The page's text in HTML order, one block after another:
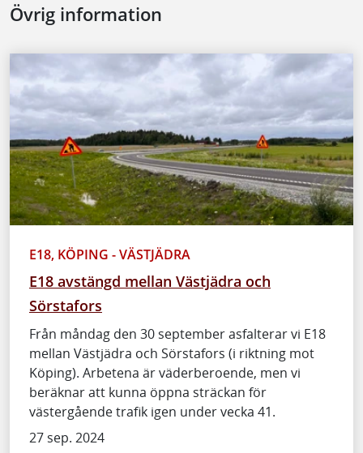
Övrig information
E18, KÖPING - VÄSTJÄDRA
E18 avstängd mellan Västjädra och
Sörstafors
Från måndag den 30 september asfalterar vi E18
mellan Västjädra och Sörstafors (i riktning mot
Köping). Arbetena är väderberoende, men vi
beräknar att kunna öppna sträckan för
västergående trafik igen under vecka 41.
27 sep. 2024